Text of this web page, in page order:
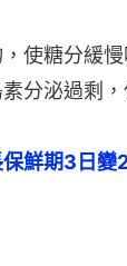
使糖分緩
分泌過剩
鮮期3日